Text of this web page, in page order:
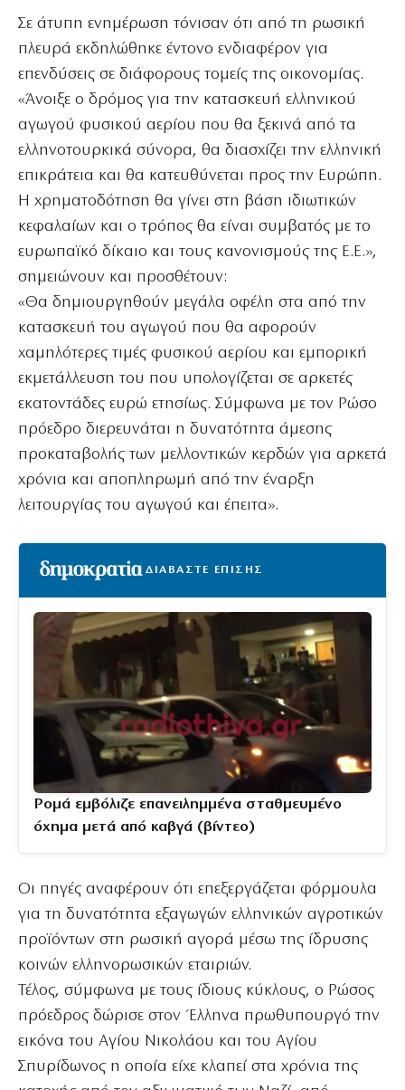
Σε άτυπη ενημέρωση τόνισαν ότι από τη ρωσική
πλευρά εκδηλώθηκε έντονο ενδιαφέρον για
επενδύσεις σε διάφορους τομείς της οικονομίας.
«Άνοιξε ο δρόμος για την κατασκευή ελληνικού
αγωγού φυσικού αερίου που θα ξεκινά από τα
ελληνοτουρκικά σύνορα, θα διασχίζει την ελληνική
επικράτεια και θα κατευθύνεται προς την Ευρώπη.
Η χρηματοδότηση θα γίνει στη βάση ιδιωτικών
κεφαλαίων και ο τρόπος θα είναι συμβατός με το
ευρωπαϊκό δίκαιο και τους κανονισμούς της Ε.Ε.»,
σημειώνουν και προσθέτουν:
«Θα δημιουργηθούν μεγάλα οφέλη στα από την
κατασκευή του αγωγού που θα αφορούν
χαμηλότερες τιμές φυσικού αερίου και εμπορική
εκμετάλλευση του που υπολογίζεται σε αρκετές
εκατοντάδες ευρώ ετησίως. Σύμφωνα με τον Ρώσο
πρόεδρο διερευνάται η δυνατότητα άμεσης
προκαταβολής των μελλοντικών κερδών για αρκετά
χρόνια και αποπληρωμή από την έναρξη
λειτουργίας του αγωγού και έπειτα».
ΔΙΑΒΑΣΤΕ ΕΠΙΣΗΣ
Ρομά εμβόλιζε επανειλημμένα σταθμευμένο
όχημα μετά από καβγά (βίντεο)
Οι πηγές αναφέρουν ότι επεξεργάζεται φόρμουλα
για τη δυνατότητα εξαγωγών ελληνικών αγροτικών
προϊόντων στη ρωσική αγορά μέσω της ίδρυσης
κοινών ελληνορωσικών εταιριών.
Τέλος, σύμφωνα με τους ίδιους κύκλους, ο Ρώσος
πρόεδρος δώρισε στον Έλληνα πρωθυπουργό την
εικόνα του Αγίου Νικολάου και του Αγίου
Σπυρίδωνος η οποία είχε κλαπεί στα χρόνια της